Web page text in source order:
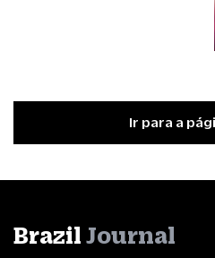
Ir para a
Brazil Journal